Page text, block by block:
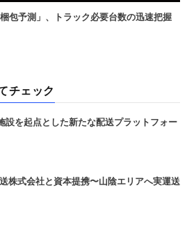
包予測」、トラック必要台数の迅速把握
チェック
を起点とした新たな配送プラットフォー
株式会社と資本提携〜山陰エリアへ実運送